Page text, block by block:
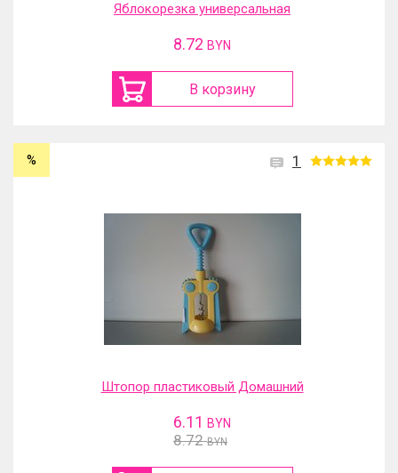
Яблокорезка универсальная
8.72 BYN
В корзину
1
%
Штопор пластиковый Домашний
6.11 BYN
8.72 BYN